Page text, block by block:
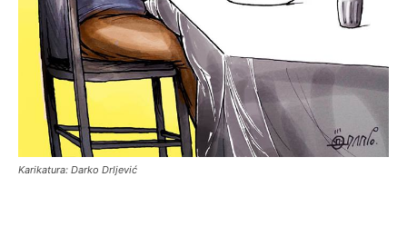
Karikatura: Darko Drljević